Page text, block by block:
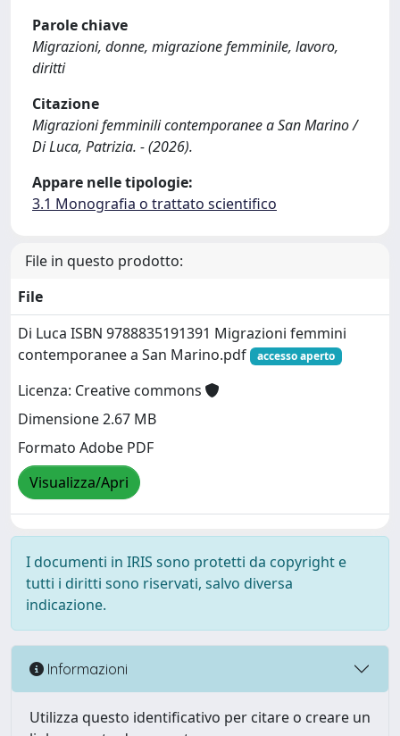
Parole chiave
Migrazioni, donne, migrazione femminile, lavoro,
diritti
Citazione
Migrazioni femminili contemporanee a San Marino /
Di Luca, Patrizia. - (2026).
Appare nelle tipologie:
3.1 Monografia o trattato scientifico
File in questo prodotto:
File
Di Luca ISBN 9788835191391 Migrazioni femmini
contemporanee a San Marino.pdf
accesso aperto
Licenza: Creative commons
Dimensione 2.67 MB
Formato Adobe PDF
Visualizza/Apri
I documenti in IRIS sono protetti da copyright e
tutti i diritti sono riservati, salvo diversa
indicazione.
Informazioni
Utilizza questo identificativo per citare o creare un